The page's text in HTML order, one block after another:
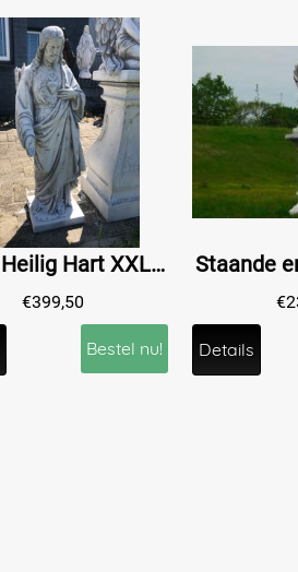
Beeld Heilig Hart XXL – ca. 120 cm - Vol Steen
€399,50
Bestel nu!
€
Details